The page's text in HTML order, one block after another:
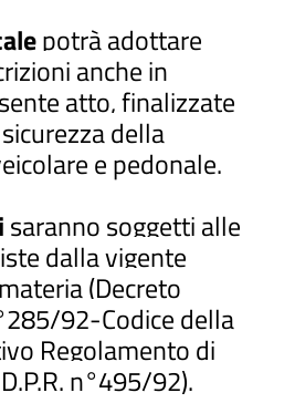
potrà adottare
anche in
atto, finalizzate
della
e pedonale.
saranno soggetti alle
dalla vigente
(Decreto
92-Codice della
Regolamento di
n°495/92).